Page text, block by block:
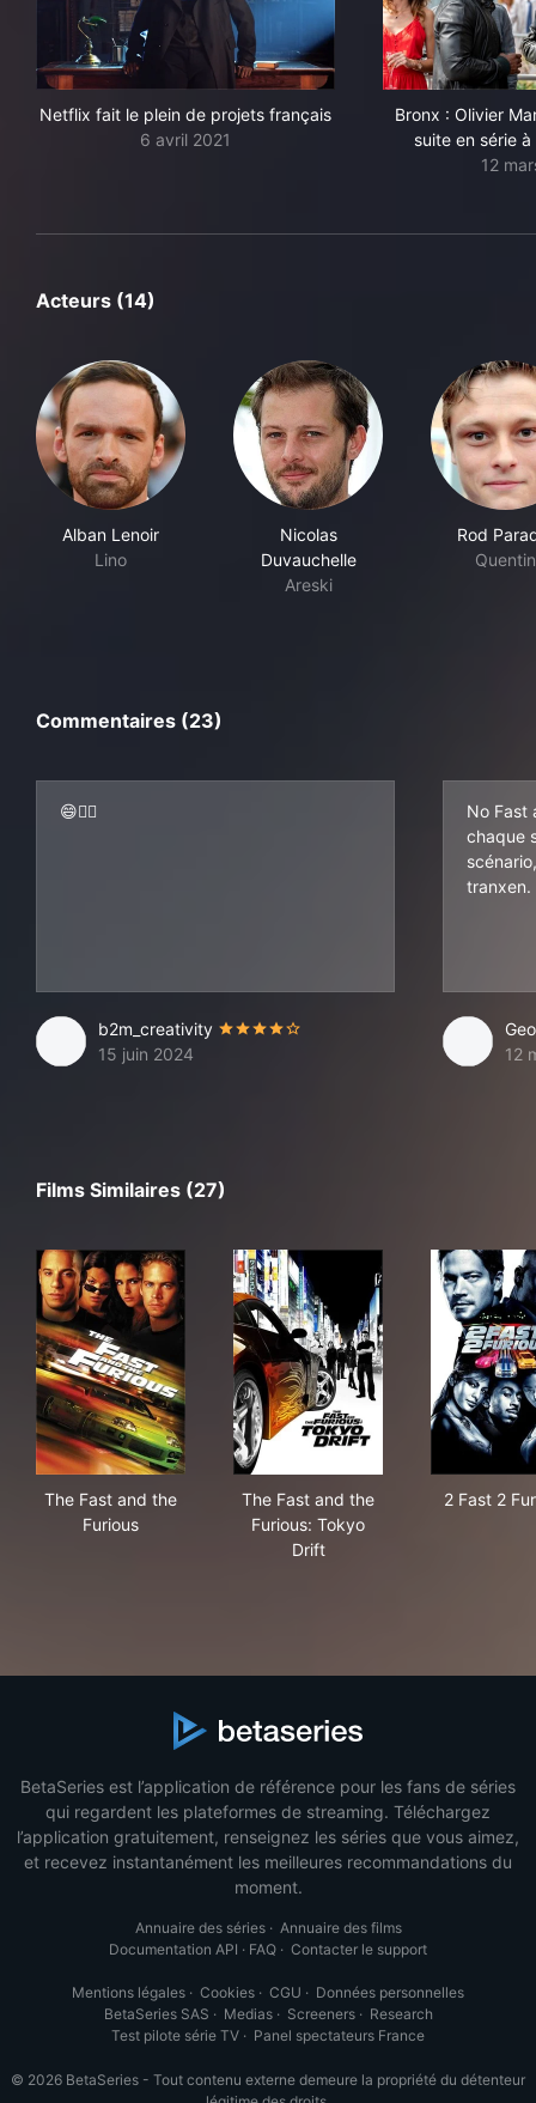
Netflix fait le plein de projets français
6 avril 2021
Bronx : Olivier
suite en série
12
Acteurs (14)
Alban Lenoir
Lino
Nicolas
Duvauchelle
Areski
Rod
Quentin
Commentaires (23)
😄👌🏾
b2m_creativity
15 juin 2024
No Fast
chaque
tranxen.
12
Films Similaires (27)
The Fast and the
Furious
The Fast and the
Furious: Tokyo
Drift
2 Fast 2
BetaSeries est l’application de référence pour les fans de séries
qui regardent les plateformes de streaming. Téléchargez
l’application gratuitement, renseignez les séries que vous aimez,
et recevez instantanément les meilleures recommandations du
moment.
Annuaire des séries· Annuaire des films
Documentation API · FAQ · Contacter le support
Mentions légales · Cookies · CGU · Données personnelles
BetaSeries SAS · Medias· Screeners· Research
Test pilote série TV · Panel spectateurs France
© 2026 BetaSeries - Tout contenu externe demeure la propriété du détenteur